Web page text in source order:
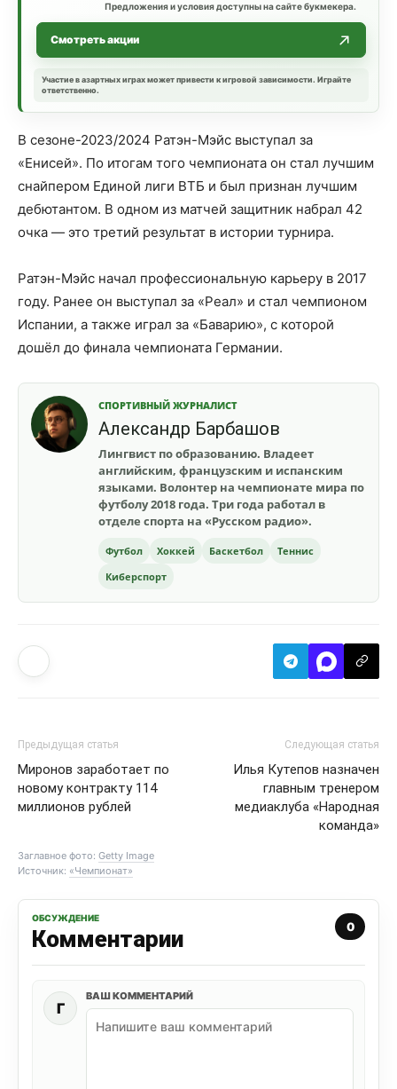
Предложения и условия доступны на сайте букмекера.
Смотреть акции
Участие в азартных играх может привести к игровой зависимости. Играйте
ответственно.
В сезоне-2023/2024 Ратэн-Мэйс выступал за
«Енисей». По итогам того чемпионата он стал лучшим
снайпером Единой лиги ВТБ и был признан лучшим
дебютантом. В одном из матчей защитник набрал 42
очка — это третий результат в истории турнира.
Ратэн-Мэйс начал профессиональную карьеру в 2017
году. Ранее он выступал за «Реал» и стал чемпионом
Испании, а также играл за «Баварию», с которой
дошёл до финала чемпионата Германии.
СПОРТИВНЫЙ ЖУРНАЛИСТ
Александр Барбашов
Лингвист по образованию. Владеет
английским, французским и испанским
языками. Волонтер на чемпионате мира по
футболу 2018 года. Три года работал в
отделе спорта на «Русском радио».
Футбол Хоккей Баскетбол
Теннис
Киберспорт
Предыдущая статья
Миронов заработает по
новому контракту 114
миллионов рублей
Следующая статья
Илья Кутепов назначен
главным тренером
медиаклуба «Народная
команда»
Заглавное фото: Getty Image
Источник: «Чемпионат»
ОБСУЖДЕНИЕ
Комментарии 0
Г
ВАШ КОММЕНТАРИЙ